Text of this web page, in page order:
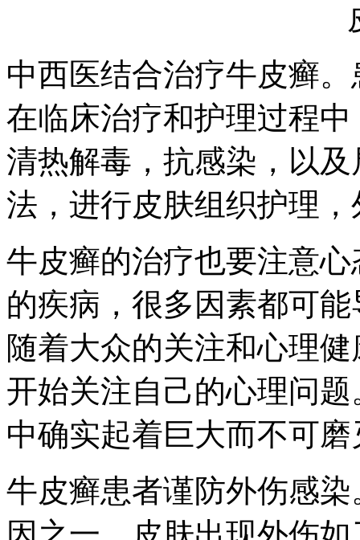
中西医结合治疗牛皮癣
在临床治疗和护理过程
清热解毒，抗感染，以
法，进行皮肤组织护理
牛皮癣的治疗也要注意
的疾病，很多因素都可
随着大众的关注和心理
开始关注自己的心理问
中确实起着巨大而不可
牛皮癣患者谨防外伤感